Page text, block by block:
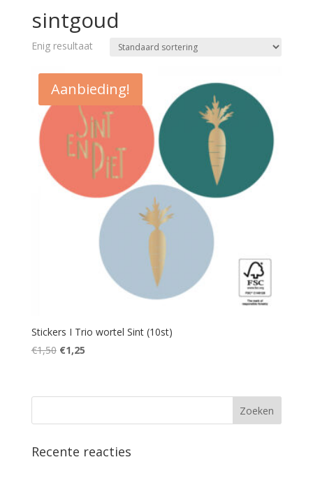
sintgoud
Enig resultaat
Aanbieding!
Stickers I Trio wortel Sint (10st)
€1,50 Oorspronkelijke
€1,50.
€1,25Huidige
€1,25.
Recente reacties